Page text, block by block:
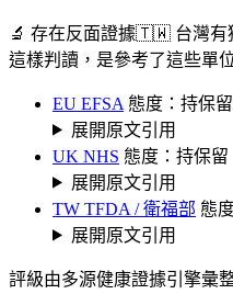
🔬 存在反面證據🇹🇼 台灣有
這樣判讀，是參考了這些單
EU EFSA 態度：持保留
展開原文引用
UK NHS 態度：持保留
展開原文引用
TW TFDA / 衛福部 態
展開原文引用
評級由多源健康證據引擎彙